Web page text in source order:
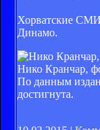
Хорватские СМИ
Динамо.
Нико Кранчар,
По данным
достигнута.